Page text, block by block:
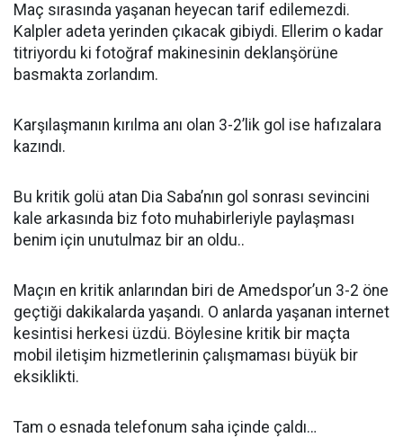
Maç sırasında yaşanan heyecan tarif edilemezdi.
Kalpler adeta yerinden çıkacak gibiydi. Ellerim o kadar
titriyordu ki fotoğraf makinesinin deklanşörüne
basmakta zorlandım.
Karşılaşmanın kırılma anı olan 3-2’lik gol ise hafızalara
kazındı.
Bu kritik golü atan Dia Saba’nın gol sonrası sevincini
kale arkasında biz foto muhabirleriyle paylaşması
benim için unutulmaz bir an oldu..
Maçın en kritik anlarından biri de Amedspor’un 3-2 öne
geçtiği dakikalarda yaşandı. O anlarda yaşanan internet
kesintisi herkesi üzdü. Böylesine kritik bir maçta
mobil iletişim hizmetlerinin çalışmaması büyük bir
eksiklikti.
Tam o esnada telefonum saha içinde çaldı…